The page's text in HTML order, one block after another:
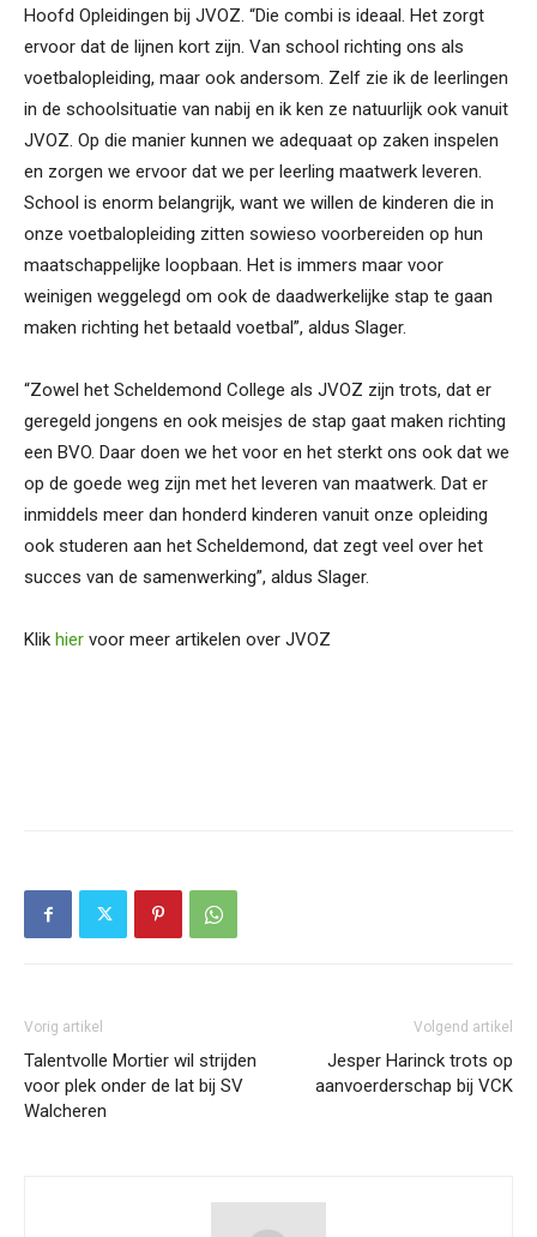
Hoofd Opleidingen bij JVOZ. “Die combi is ideaal. Het zorgt
ervoor dat de lijnen kort zijn. Van school richting ons als
voetbalopleiding, maar ook andersom. Zelf zie ik de leerlingen
in de schoolsituatie van nabij en ik ken ze natuurlijk ook vanuit
JVOZ. Op die manier kunnen we adequaat op zaken inspelen
en zorgen we ervoor dat we per leerling maatwerk leveren.
School is enorm belangrijk, want we willen de kinderen die in
onze voetbalopleiding zitten sowieso voorbereiden op hun
maatschappelijke loopbaan. Het is immers maar voor
weinigen weggelegd om ook de daadwerkelijke stap te gaan
maken richting het betaald voetbal”, aldus Slager.
“Zowel het Scheldemond College als JVOZ zijn trots, dat er
geregeld jongens en ook meisjes de stap gaat maken richting
een BVO. Daar doen we het voor en het sterkt ons ook dat we
op de goede weg zijn met het leveren van maatwerk. Dat er
inmiddels meer dan honderd kinderen vanuit onze opleiding
ook studeren aan het Scheldemond, dat zegt veel over het
succes van de samenwerking”, aldus Slager.
Klik hier voor meer artikelen over JVOZ
Vorig artikel
Talentvolle Mortier wil strijden
voor plek onder de lat bij SV
Walcheren
Volgend artikel
Jesper Harinck trots op
aanvoerderschap bij VCK